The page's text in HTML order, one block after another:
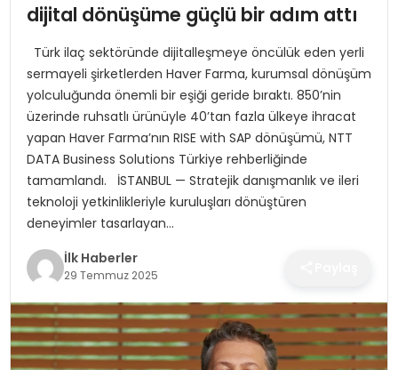
MAGAZIN
SIYASET
SPOR
TEKNOLOJI
YAŞAM
dijital dönüşüme güçlü bir adım attı
Türk ilaç sektöründe dijitalleşmeye öncülük eden yerli
sermayeli şirketlerden Haver Farma, kurumsal dönüşüm
yolculuğunda önemli bir eşiği geride bıraktı. 850’nin
üzerinde ruhsatlı ürünüyle 40’tan fazla ülkeye ihracat
yapan Haver Farma’nın RISE with SAP dönüşümü, NTT
DATA Business Solutions Türkiye rehberliğinde
tamamlandı. İSTANBUL — Stratejik danışmanlık ve ileri
teknoloji yetkinlikleriyle kuruluşları dönüştüren
deneyimler tasarlayan…
İlk Haberler
29 Temmuz 2025